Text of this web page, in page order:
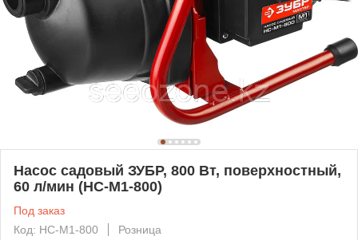
Насос садовый ЗУБР, 800 Вт, поверхностный,
60 л/мин (НС-М1-800)
Под заказ
Код: НС-М1-800
Розница